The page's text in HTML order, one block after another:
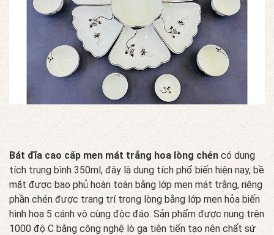
Bát đĩa cao cấp men mát trắng hoa lòng chén có dung
tích trung bình 350ml, đây là dung tích phổ biến hiện nay, bề
mặt được bao phủ hoàn toàn bằng lớp men mát trắng, riêng
phần chén được trang trí trong lòng bằng lớp men hỏa biến
hình hoa 5 cánh vô cùng độc đáo. Sản phẩm được nung trên
1000 độ C bằng công nghệ lò ga tiên tiến tạo nên chất sứ